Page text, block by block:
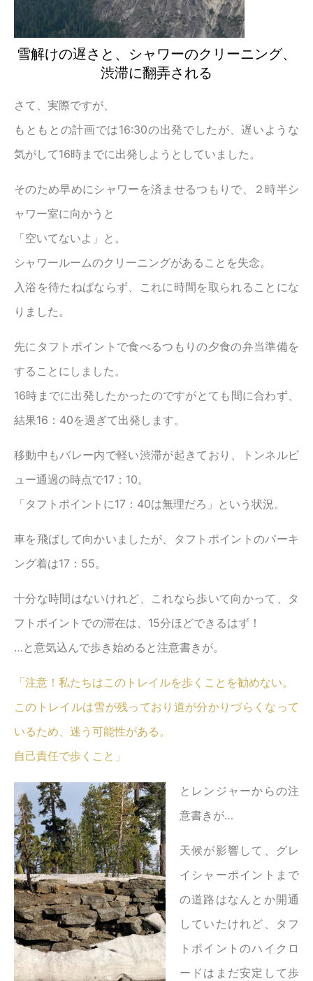
雪解けの遅さと、シャワーのクリーニング、
渋滞に翻弄される
さて、実際ですが、
もともとの計画では16:30の出発でしたが、遅いような
気がして16時までに出発しようとしていました。
そのため早めにシャワーを済ませるつもりで、２時半シ
ャワー室に向かうと
「空いてないよ」と。
シャワールームのクリーニングがあることを失念。
入浴を待たねばならず、これに時間を取られることにな
りました。
先にタフトポイントで食べるつもりの夕食の弁当準備を
することにしました。
16時までに出発したかったのですがとても間に合わず、
結果16：40を過ぎて出発します。
移動中もバレー内で軽い渋滞が起きており、トンネルビ
ュー通過の時点で17：10。
「タフトポイントに17：40は無理だろ」という状況。
車を飛ばして向かいましたが、タフトポイントのパーキ
ング着は17：55。
十分な時間はないけれど、これなら歩いて向かって、タ
フトポイントでの滞在は、15分ほどできるはず！
…と意気込んで歩き始めると注意書きが。
「注意！私たちはこのトレイルを歩くことを勧めない。
このトレイルは雪が残っており道が分かりづらくなって
いるため、迷う可能性がある。
自己責任で歩くこと」
とレンジャーからの注
意書きが…
天候が影響して、グレ
イシャーポイントまで
の道路はなんとか開通
していたけれど、タフ
トポイントのハイクロ
ードはまだ安定して歩